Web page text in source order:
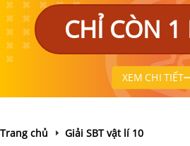
CHỈ CÒN 1
XEM CHI TIẾT
Trang chủ Giải SBT vật lí 10